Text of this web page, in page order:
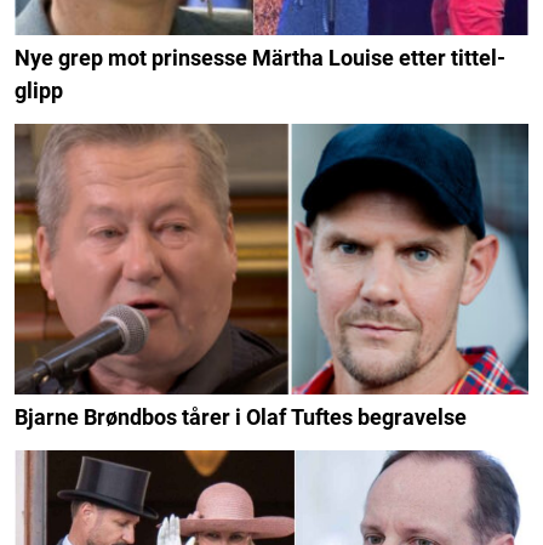
Nye grep mot prinsesse Märtha Louise etter tittel-
glipp
Bjarne Brøndbos tårer i Olaf Tuftes begravelse